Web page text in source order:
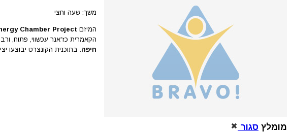
משך: שעה וחצי
המיזם Chamber Project
הקאמרית כז'אנר עכשווי, פתוח, ורבО רבדים. בקונצרט ישתתפו סולנים
חיפה. בתוכנית הקונצרט יבוצעו
מומלץ סגור